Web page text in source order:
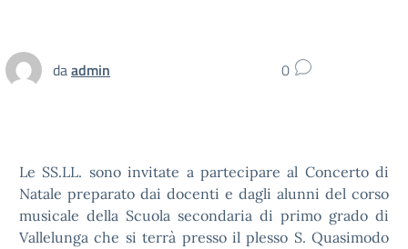
daadmin 0
Le SS.LL. sono invitate a partecipare al Concerto di
Natale preparato dai docenti e dagli alunni del corso
musicale della Scuola secondaria di primo grado di
Vallelunga che si terrà presso il plesso S. Quasimodo